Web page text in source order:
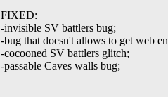
FIXED:
-invisible SV battlers bug;
-bug that doesn't allows to get web
-cocooned SV battlers glitch;
-passable Caves walls bug;